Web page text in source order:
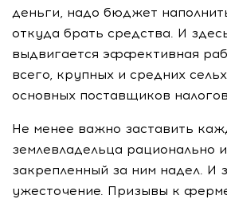
деньги, надо бюджет
откуда брать средства. И
выдвигается эффективная
всего, крупных и средних
основных поставщиков
Не менее важно заставить
землевладельца рационально
закрепленный за ним надел. И
ужесточение. Призывы к